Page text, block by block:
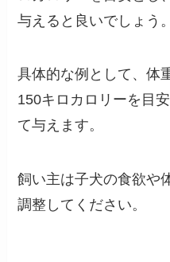
与えると良いでしょう。
具体的な例として、体
150キロカロリーを目
て与えます。
飼い主は子犬の食欲や
調整してください。